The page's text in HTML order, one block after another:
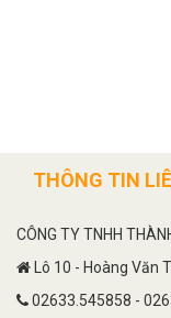
THÔNG TIN
CÔNG TY TNHH
Lô 10 - Hoàng Văn
02633.545858 -